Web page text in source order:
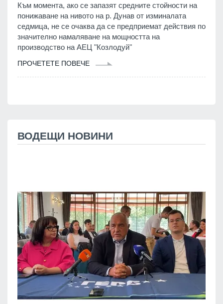
Към момента, ако се запазят средните стойности на
понижаване на нивото на р. Дунав от изминалата
седмица, не се очаква да се предприемат действия по
значително намаляване на мощността на
производство на АЕЦ "Козлодуй"
ПРОЧЕТЕТЕ ПОВЕЧЕ
ВОДЕЩИ НОВИНИ